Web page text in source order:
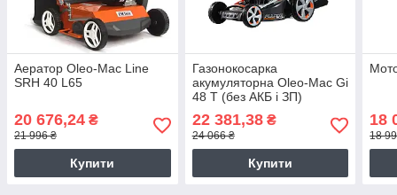
Аератор Oleo-Mac Line
SRH 40 L65
20 676,24 ₴
21 996 ₴
Купити
Газонокосарка
акумуляторна Oleo-Mac Gi
48 T (без АКБ і ЗП)
22 381,38₴
24 066 ₴
Купити
18
18